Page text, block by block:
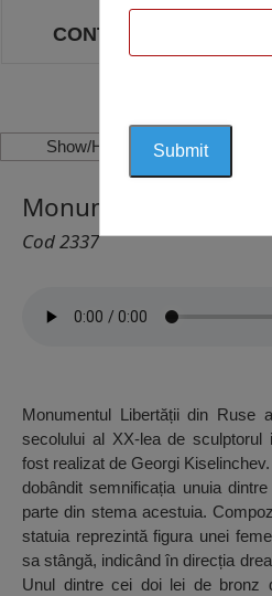
CONTACT
Show/Hide Left Side
Monumentul
Cod 2337
Monumentul Libertății din Ruse
secolului al XX-lea de sculptorul
fost realizat de Georgi
dobândit semnificația unuia
parte din stema acestuia.
statuia reprezintă figura unei
sa stângă, indicând în direcția
Unul dintre cei doi lei de bronz